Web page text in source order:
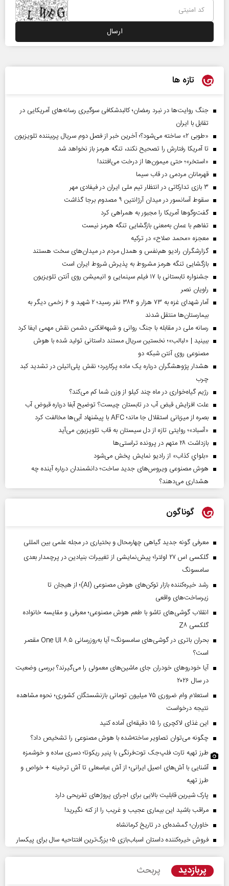
تازه ها
جنگ روایت‌ها در نبرد رمضان؛ کالبدشکافی سوگیری رسانه‌های آمریکایی در
تقابل با ایران
«طوبی ۲» ساخته می‌شود؟؛ آخرین خبر از فصل دوم سریال پربیننده تلویزیون
تا آمریکا رفتارش را تصحیح نکند، تنگه هرمز باز نخواهد شد
«استخر»‌‌؛ حتی میمون‌ها از درخت می‌افتند!
قهرمانان مردمی در قاب سیما
۳ بازی تدارکاتی در انتظار تیم ملی ایران در فیفادی مهر
سقوط آسانسور در میدان آرژانتین ۹ مصدوم برجا گذاشت
گفت‌وگوها آمریکا را مجبور به همراهی کرد
تفاهم با عمان به‌معنی بازگشایی تنگه هرمز نیست
معجزه «محمد صلاح» در ترکیه
گزارشگران رادیو هم‌نفس و همدل مردم در میدان‌های سخت هستند
بازگشایی تنگه هرمز مشروط به پذیرش شروط ایران است
جشنواره تابستانی با ۱۷ فیلم سینمایی و انیمیشن روی آنتن تلویزیون
راویان نصر
آمار شهدای غزه به ۷۳ هزار و ۳۸۴ نفر رسید؛ ۲ شهید و ۶ زخمی دیگر به
بیمارستان‌ها منتقل شدند
رسانه ملی در مقابله با جنگ روانی و شبهه‌افکنی دشمن نقش مهمی ایفا کرد
ببینید | «لبالب»؛ نخستین سریال مستند داستانی تولید شده با هوش
مصنوعی روی آنتن شبکه دو
هشدار پژوهشگران درباره یک ماده پرکاربرد؛ نقش پلی‌اتیلن در تشدید کبد
چرب
رژیم گیاه‌خواری در ماه چند کیلو از وزن شما کم می‌کند؟
علت افزایش قبض آب در تابستان چیست؟ توضیح آبفا درباره قبوض آب
بصره از میزبانی استقلال جا ماند؛ AFC با پیشنهاد آبی‌ها مخالفت کرد
«آسباد»؛ روایتی تازه از دل سیستان به قاب تلویزیون می‌آید
بازداشت ۲۸ متهم در پرونده تراستی‌ها
«بلواي کذاب» از رادیو نمایش پخش می‌شود
هوش مصنوعی ویروس‌های جدید ساخت؛ دانشمندان درباره آینده چه
هشداری می‌دهند؟
گوناگون
معرفی گونه جدید گیاهی چهارمحال و بختیاری در مجله علمی بین المللی
گلکسی اس ۲۷ اولترا؛ پیش‌نمایشی از تغییرات بنیادین در پرچمدار بعدی
سامسونگ
رشد خیره‌کننده بازار توکن‌های هوش مصنوعی (AI)؛ از هیجان تا
زیرساخت‌های واقعی
انقلاب گوشی‌های تاشو‌ با طعم هوش مصنوعی؛ معرفی و مقایسه خانواده
گلکسی Z۸
بحران باتری در گوشی‌های سامسونگ؛ آیا به‌روزرسانی One UI ۸.۵ مقصر
است؟
آیا خودروهای خودران جای ماشین‌های معمولی را می‌گیرند؟ بررسی وضعیت
در سال ۲۰۲۶
استعلام وام ضروری ۷۵ میلیون تومانی بازنشستگان کشوری؛ نحوه مشاهده
نتیجه درخواست
این غذای لاکچری را ۱۵ دقیقه‌ای آماده کنید
چگونه می‌توان تصاویر ساخته‌شده با هوش مصنوعی را تشخیص داد؟
طرز تهیه تارت فلپ‌جک توت‌فرنگی با پنیر ریکوتا؛ دسری ساده و خوشمزه
آشنایی با آش‌های اصیل ایرانی؛ از آش عباسعلی تا آش ترخینه + خواص و
طرز تهیه
پارک شیرین قابلیت‌ بالایی برای اجرای پروژهای تفریحی دارد
مراقب باشید این بیماری عجیب و غریب را از کنه نگیرید!
خاوران؛ گمشده‌ای در تاریخ کرمانشاه
فروش خیره‌کننده داستان اسباب‌بازی ۵؛ بزرگ‌ترین افتتاحیه سال برای پیکسار
پربازدید پربحث